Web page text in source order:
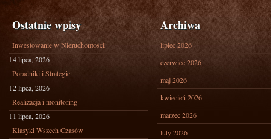
Ostatnie wpisy
Inwestowanie w Nieruchomości
14 lipca, 2026
Poradniki i Strategie
12 lipca, 2026
Realizacja i monitoring
11 lipca, 2026
Klasyki Wszech Czasów
Archiwa
lipiec 2026
czerwiec 2026
maj 2026
kwiecień 2026
marzec 2026
luty 2026